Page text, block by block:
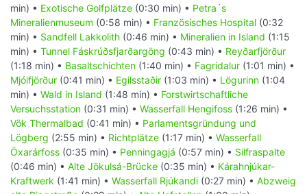
min) • Exotische Golfplätze (0:30 min) • Petra´s
Mineralienmuseum (0:58 min) • Französisches Hospital (0:32
min) • Sandfell Lakkolith (0:46 min) • Mineralien in Island (1:15
min) • Tunnel Fáskrúðsfjarðargöng (0:43 min) • Reyðarfjörður
(1:18 min) • Basaltschichten (1:40 min) • Fagridalur (1:01 min) •
Mjóifjörður (0:41 min) • Egilsstaðir (1:03 min) • Lögurinn (1:04
min) • Wald in Island (1:48 min) • Forstwirtschaftliche
Versuchsstation (0:31 min) • Wasserfall Hengifoss (1:26 min) •
Vök Thermalbad (0:41 min) • Parlamentsgründung und
Lögberg (2:55 min) • Richtplätze (1:17 min) • Wasserfall
Öxarárfoss (0:35 min) • Penningagjá (0:57 min) • Silfraspalte
(0:46 min) • Alte Jökulsá-Brücke (0:35 min) • Kárahnjúkar-
Kraftwerk (1:41 min) • Wasserfall Rjúkandi (0:27 min) • Abzweig